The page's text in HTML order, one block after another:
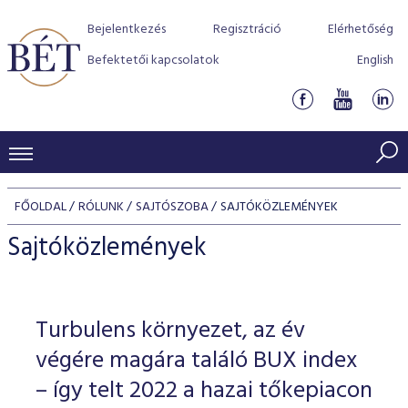
Bejelentkezés Regisztráció
Elérhetőség
Befektetői kapcsolatok
English
KERESKEDÉSI ADATOK
INDEXEK
Jelzáloglevél indexek
Vállalati kötvény indexek
Azonnali Piac
Részvények
Származékos piac
BEFEKTETŐK
Részvény szekció
Hitelpapír szekció
BÉT szabályzatok
Befektetővédelem
Alkalmazott díjstruktúra
Elszámolás
Részvény és vállalati kötvény tőzsdei bevezetését
program
BÉT Xtend - Részvénypiac egyszerűen
TŐZSDETAGOK
Tőzsdetagok, üzletkötők
VENDOROK
FŐOLDAL RÓLUNK SAJTÓSZOBA SAJTÓKÖZLEMÉNYEK
Sajtóközlemények
Turbulens környezet, az év
végére magára találó BUX index
– így telt 2022 a hazai tőkepiacon